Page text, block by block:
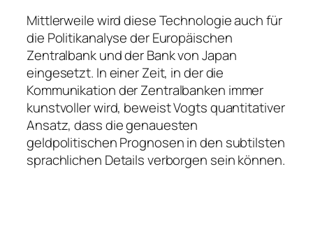
Mittlerweile wird diese Technologie auch für
die Politikanalyse der Europäischen
Zentralbank und der Bank von Japan
eingesetzt. In einer Zeit, in der die
Kommunikation der Zentralbanken immer
kunstvoller wird, beweist Vogts quantitativer
Ansatz, dass die genauesten
geldpolitischen Prognosen in den subtilsten
sprachlichen Details verborgen sein können.